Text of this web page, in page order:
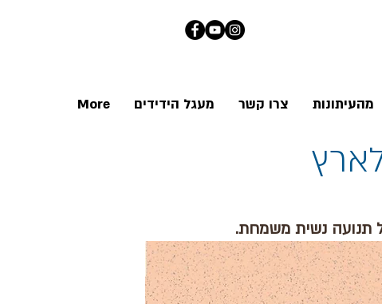
מהעיתונות צרו קשר מעגל הידידים More
תנועה נשית משמחת.